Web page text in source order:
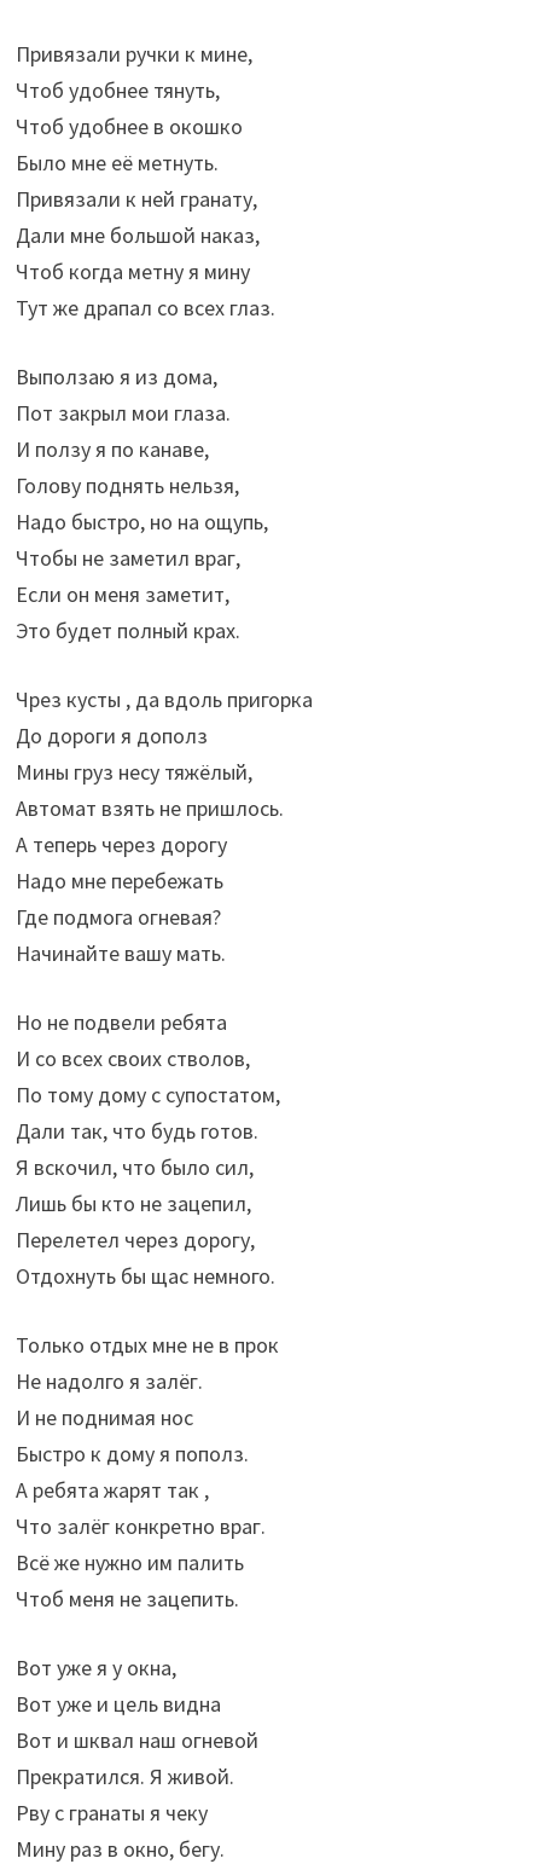
Привязали ручки к мине,
Чтоб удобнее тянуть,
Чтоб удобнее в окошко
Было мне её метнуть.
Привязали к ней гранату,
Дали мне большой наказ,
Чтоб когда метну я мину
Тут же драпал со всех глаз.
Выползаю я из дома,
Пот закрыл мои глаза.
И ползу я по канаве,
Голову поднять нельзя,
Надо быстро, но на ощупь,
Чтобы не заметил враг,
Если он меня заметит,
Это будет полный крах.
Чрез кусты , да вдоль пригорка
До дороги я дополз
Мины груз несу тяжёлый,
Автомат взять не пришлось.
А теперь через дорогу
Надо мне перебежать
Где подмога огневая?
Начинайте вашу мать.
Но не подвели ребята
И со всех своих стволов,
По тому дому с супостатом,
Дали так, что будь готов.
Я вскочил, что было сил,
Лишь бы кто не зацепил,
Перелетел через дорогу,
Отдохнуть бы щас немного.
Только отдых мне не в прок
Не надолго я залёг.
И не поднимая нос
Быстро к дому я пополз.
А ребята жарят так ,
Что залёг конкретно враг.
Всё же нужно им палить
Чтоб меня не зацепить.
Вот уже я у окна,
Вот уже и цель видна
Вот и шквал наш огневой
Прекратился. Я живой.
Рву с гранаты я чеку
Мину раз в окно, бегу.